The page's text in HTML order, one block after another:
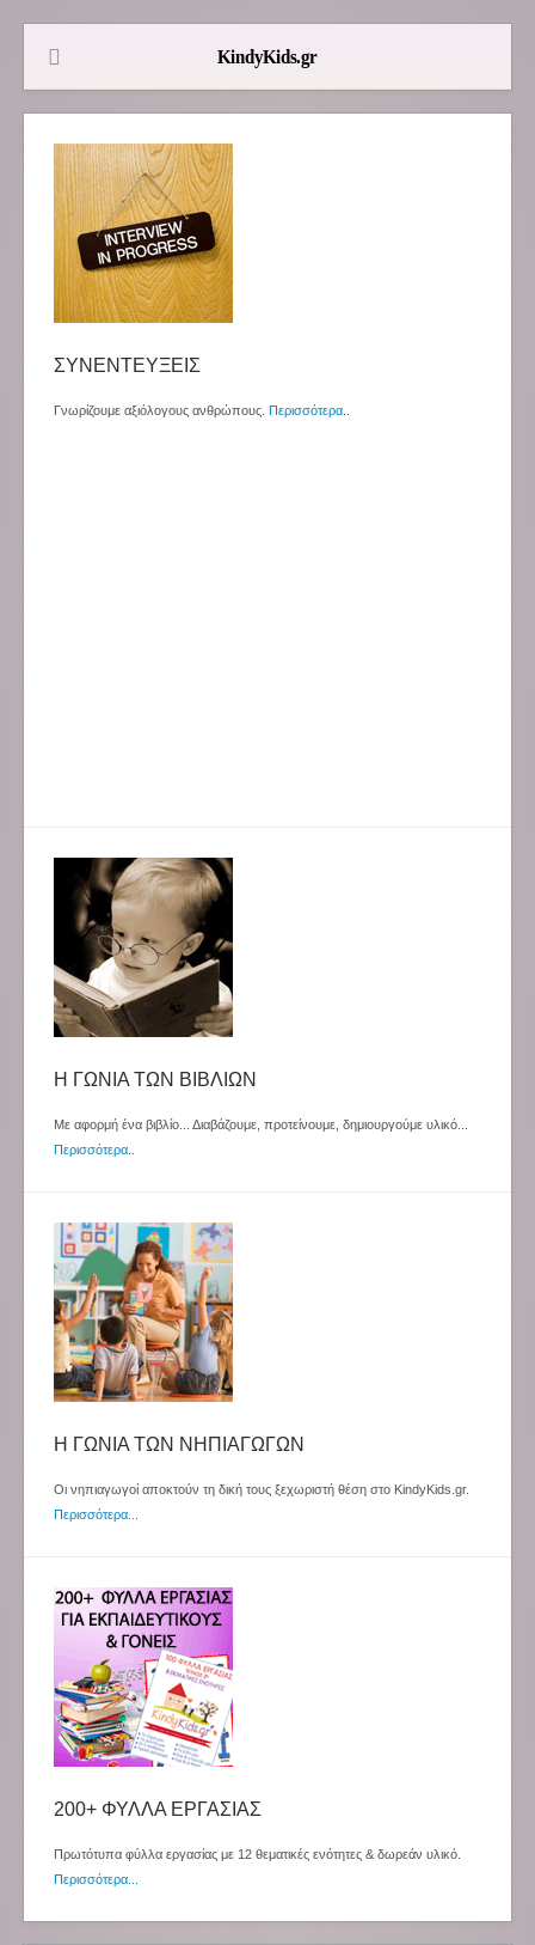
ΣΥΝΕΝΤΕΥΞΕΙΣ
Γνωρίζουμε αξιόλογους ανθρώπους. Περισσότερα
Η ΓΩΝΙΑ ΤΩΝ ΒΙΒΛΙΩΝ
Με αφορμή ένα βιβλίο... Διαβάζουμε, προτείνουμε, δημιουργούμε υλικό...
Περισσότερα
Η ΓΩΝΙΑ ΤΩΝ ΝΗΠΙΑΓΩΓΩΝ
Οι νηπιαγωγοί αποκτούν τη δική τους ξεχωριστή θέση στο KindyKids.gr.
Περισσότερα...
200+ ΦΥΛΛΑ ΕΡΓΑΣΙΑΣ
Πρωτότυπα φύλλα εργασίας με 12 θεματικές ενότητες & δωρεάν υλικό.
Περισσότερα...